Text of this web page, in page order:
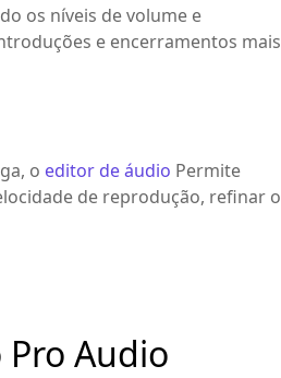
os níveis de volume e
e encerramentos mais
o editor de áudio Permite
de reprodução, refinar o
Audio